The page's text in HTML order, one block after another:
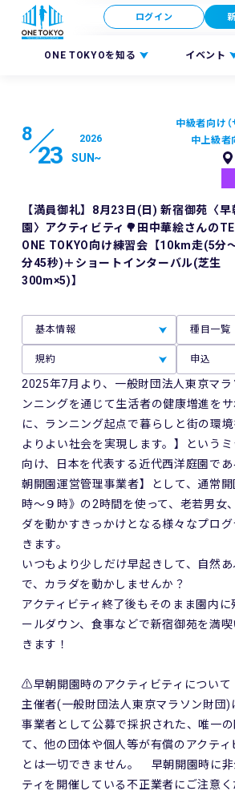
ONE TOKYOを知る イベント
ログイン
8
23
2026
SUN~
中級者向け（
中上級者
【満員御礼】8月23日(日) 新宿御苑〈早
園〉アクティビティ🌳田中華絵さんの
ONE TOKYO向け練習会【10km走(5分
分45秒)＋ショートインターバル(芝生
300m×5)】
基本情報 種目一覧
規約 申込
2025年7月より、一般財団法人東京マラ
ンニングを通じて生活者の健康増進を
に、ランニング起点で暮らしと街の環境
よりよい社会を実現します。】という
向け、日本を代表する近代西洋庭園で
朝開園運営管理事業者】として、通常
時～９時》の2時間を使って、老若男女
ダを動かすきっかけとなる様々なプロ
きます。
いつもより少しだけ早起きして、自然
で、カラダを動かしませんか？
アクティビティ終了後もそのまま園内に
ールダウン、食事などで新宿御苑を満
きます！
⚠️早朝開園時のアクティビティについて
主催者(一般財団法人東京マラソン財団)
事業者として公募で採択された、唯一
て、他の団体や個人等が有償のアクティ
とは一切できません。 早朝開園時に非
ティを開催している不正業者にご注意く